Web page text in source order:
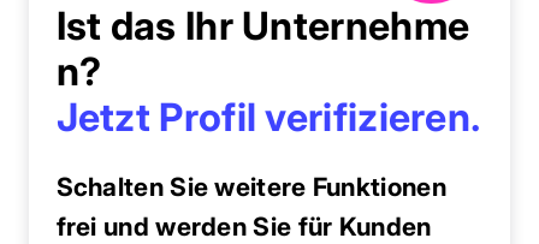
Ist das Ihr Unternehme
n?
Jetzt Profil verifizieren.
Schalten Sie weitere Funktionen
frei und werden Sie für Kunden